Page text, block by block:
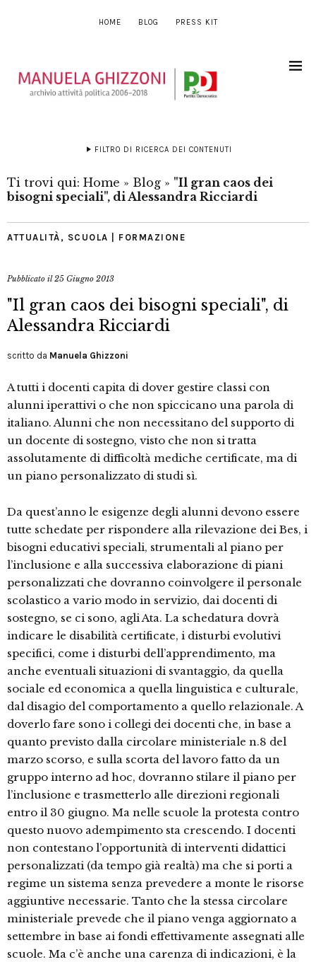
HOME BLOG PRESS KIT
FILTRO DI RICERCA DEI CONTENUTI
Ti trovi qui: Home » Blog » "Il gran caos dei
bisogni speciali", di Alessandra Ricciardi
ATTUALITÀ , SCUOLA | FORMAZIONE
Pubblicato il25 Giugno 2013
"Il gran caos dei bisogni speciali", di
Alessandra Ricciardi
scritto da Manuela Ghizzoni
A tutti i docenti capita di dover gestire classi con
alunni iperattivi o che non spiccicano una parola di
italiano. Alunni che non necessitano del supporto di
un docente di sostegno, visto che non si tratta
assolutamente di difficoltà mediche certificate, ma di
un piano personalizzato di studi sì.
Da quest’anno le esigenze degli alunni devono essere
tutte schedate per rispondere alla rilevazione dei Bes, i
bisogni educativi speciali, strumentali al piano per
l’inclusione e alla successiva elaborazione di piani
personalizzati che dovranno coinvolgere il personale
scolastico a vario modo in servizio, dai docenti di
sostegno, se ci sono, agli Ata. La schedatura dovrà
indicare le disabilità certificate, i disturbi evolutivi
specifici, come i disturbi dell’apprendimento, ma
anche eventuali situazioni di svantaggio, da quella
sociale ed economica a quella linguistica e culturale,
dal disagio del comportamento a quello relazionale. A
doverlo fare sono i collegi dei docenti che, in base a
quanto previsto dalla circolare ministeriale n.8 del
marzo scorso, e sulla scorta del lavoro fatto da un
gruppo interno ad hoc, dovranno stilare il piano per
l’inclusione e trasmetterlo alle direzioni regionali
entro il 30 giugno. Ma nelle scuole la protesta contro
questo nuovo adempimento sta crescendo. I docenti
non contestano l’opportunità di interventi didattici
personalizzati (da tempo già realtà) ma che si porti a
regime un sistema senza prevedere a monte le risorse
aggiuntive necessarie. Tanto che la stessa circolare
ministeriale prevede che il piano venga aggiornato a
settembre in base ai fondi effettivamente assegnati alle
scuole. Ma c’è anche una carenza di indicazioni, è la